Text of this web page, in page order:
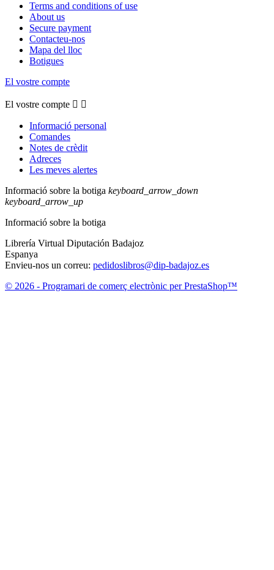
Terms and conditions of use
About us
Secure payment
Contacteu-nos
Mapa del lloc
Botigues
El vostre compte
El vostre compte  
Informació personal
Comandes
Notes de crèdit
Adreces
Les meves alertes
Informació sobre la botiga keyboard_arrow_down
keyboard_arrow_up
Informació sobre la botiga
Librería Virtual Diputación Badajoz
Espanya
Envieu-nos un correu: pedidoslibros@dip-badajoz.es
© 2026 - Programari de comerç electrònic per PrestaShop™